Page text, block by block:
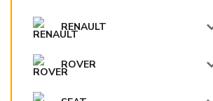
RENAULT
ROVER